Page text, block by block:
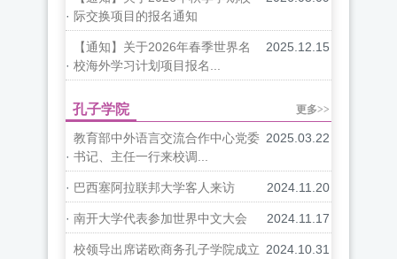
· 际交换项目的报名通知
·
【通知】关于2026年春季世界名
校海外学习计划项目报名...
2025.12.15
孔子学院 更多>>
·
教育部中外语言交流合作中心党委
书记、主任一行来校调...
2025.03.22
· 巴西塞阿拉联邦大学客人来访 2024.11.20
· 南开大学代表参加世界中文大会 2024.11.17
校领导出席诺欧商务孔子学院成立 2024.10.31